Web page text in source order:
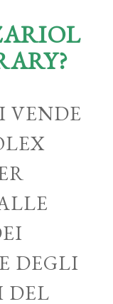
VENDE
DEGLI
DEL